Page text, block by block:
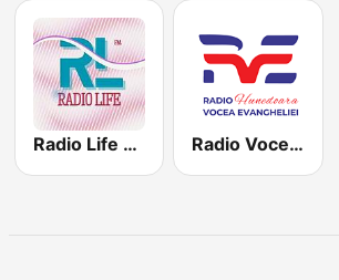
Radio Life FM Radio Vocea Evangheliei Hunedoara